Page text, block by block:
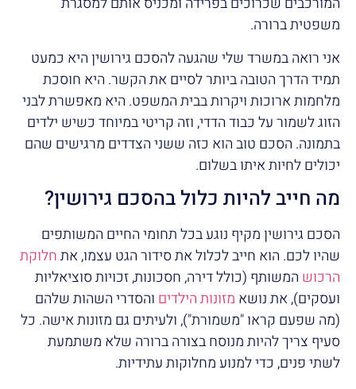
משפטית ברורה.
אני רואה במשרד שלי שהגעה להסכם גירושין היא כמעט
תמיד הדרך הטובה ביותר לסיים את הקשר. היא חוסכת
מלחמות ארוכות ויקרות בבית המשפט. היא מאפשרת לבני
הזוג לשמור על כבוד הדדי, וזה קריטי במיוחד כשיש ילדים
בתמונה. הסכם טוב הוא כזה ששני הצדדים מרגישים שהם
יכולים לחיות איתו בשלום.
מה חייב להיות כלול בהסכם גירושין?
הסכם גירושין מקיף נוגע בכל תחומי החיים המשותפים
שהיו לכם. הוא חייב לכלול את סידור הגט עצמו, אתחלוקת
הרכוש המשותף (כולל דירה, חסכונות, זכויות סוציאליות
ועסקים), את נושא מזונות הילדים והסדרי השהות שלהם
(מה שפעם קראו "משמורת"), ולעיתים גם מזונות אישה. כל
סעיף צריך להיות מנוסח בצורה ברורה שלא משתמעת
לשתי פנים, כדי למנוע מחלוקות עתידיות.